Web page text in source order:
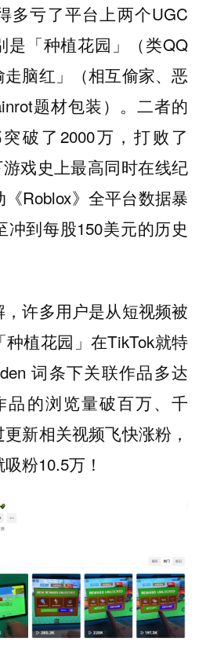
多亏了平台上两个UGC
是「种植花园」（类QQ
脑红」（相互偷家、恶
题材包装）。二者的
破了2000万，打败了
戏史上最高同时在线纪
Roblox》全平台数据暴
到每股150美元的历史
许多用户是从短视频被
植花园」在TikTok就特
词条下关联作品多达
品的浏览量破百万、千
新相关视频飞快涨粉，
粉10.5万！